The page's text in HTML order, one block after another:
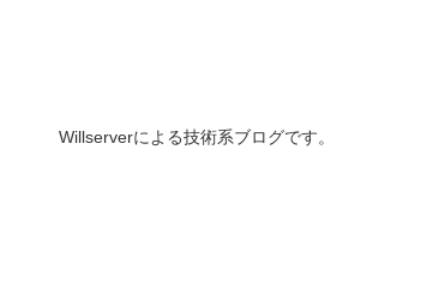
Willserverによる技術系ブログです。